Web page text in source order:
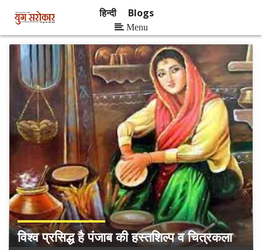
हिन्दी Blogs
Menu
विश्व प्रसिद्ध है पंजाब की हस्तशिल्प व चित्रकला